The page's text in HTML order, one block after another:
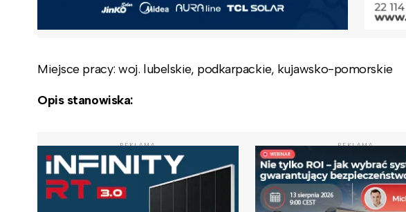
Miejsce pracy: woj. lubelskie, podkarpackie, kujawsko-pomorskie
Opis stanowiska:
REKLAMA REKLAMA